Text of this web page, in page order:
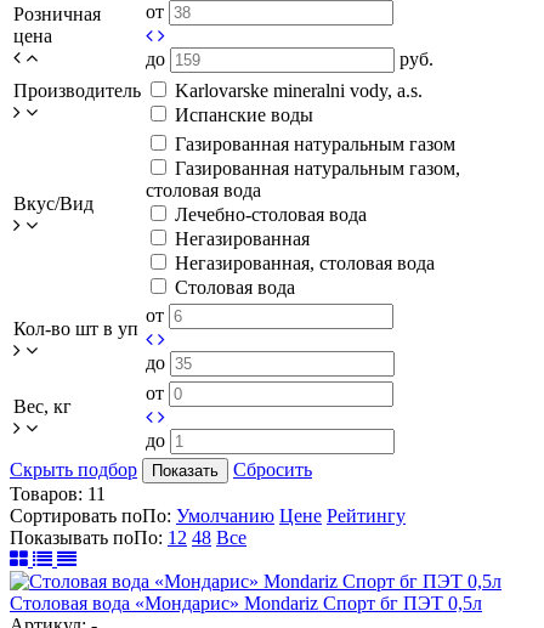
Розничная
цена
от
до
руб.
Производитель
Karlovarske mineralni vody, a.s.
Испанские воды
Вкус/Вид
Газированная натуральным газом
Газированная натуральным газом,
столовая вода
Лечебно-столовая вода
Негазированная
Негазированная, столовая вода
Столовая вода
Кол-во шт в уп
от
до
Вес, кг
от
до
Скрыть подбор
Показать
Сбросить
Товаров: 11
Сортировать поПо: Умолчанию Цене Рейтингу
Показывать поПо: 12 48 Все
Столовая вода «Мондарис» Mondariz Спорт бг ПЭТ 0,5л